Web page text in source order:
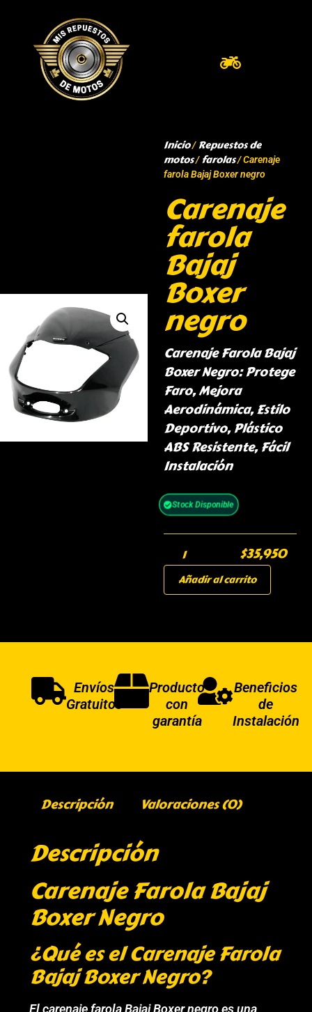
Inicio/Repuestos de
motos/farolas/ Carenaje
farola Bajaj Boxer negro
Carenaje
farola
Bajaj
Boxer
negro
Carenaje Farola Bajaj
Boxer Negro: Protege
Faro, Mejora
Aerodinámica, Estilo
Deportivo, Plástico
ABS Resistente, Fácil
Instalación
Stock Disponible
$35,950
Añadir al carrito
Envíos
Gratuitos
Producto
con
garantía
Beneficios
de
Instalación
Descripción Valoraciones (0)
Descripción
Carenaje Farola Bajaj
Boxer Negro
¿Qué es el Carenaje Farola
Bajaj Boxer Negro?
El carenaje farola Bajaj Boxer negro es una